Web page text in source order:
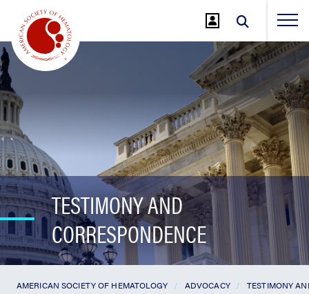
Main
Content
TESTIMONY AND
CORRESPONDENCE
AMERICAN SOCIETY OF HEMATOLOGY ADVOCACY TESTIMONY